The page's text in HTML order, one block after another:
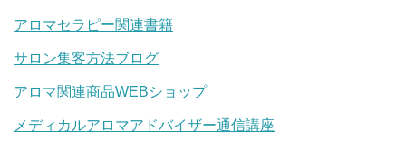
アロマセラピー関連書籍
サロン集客方法ブログ
アロマ関連商品WEBショップ
メディカルアロマアドバイザー通信講座